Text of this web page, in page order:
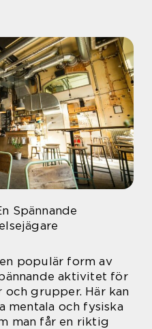
Spännande
populär form av
aktivitet för
och grupper. Här kan
mentala och fysiska
man får en riktig